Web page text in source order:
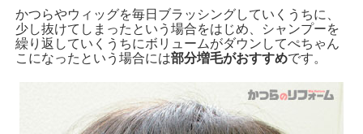
かつらやウィッグを毎日ブラッシングしていくうちに、
少し抜けてしまったという場合をはじめ、シャンプーを
繰り返していくうちにボリュームがダウンしてぺちゃん
こになったという場合には部分増毛がおすすめです。